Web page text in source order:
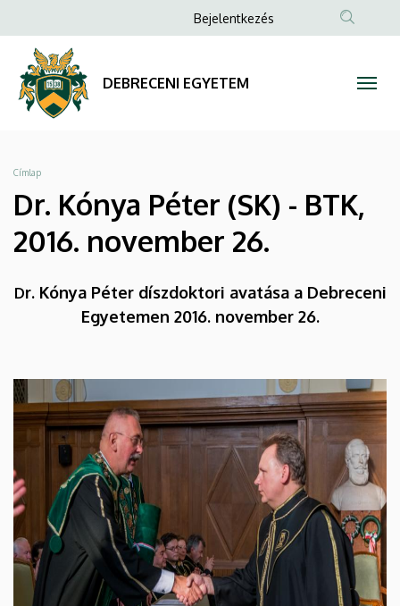
Kónya
Péter
(SK)
BTK,
2016.
DEBRECENI
EGYETEM
a
tartalomra
Anonim
menüje
Bejelentkezés
DEBRECENI EGYETEM
Morzsa
Címlap
Dr. Kónya Péter (SK) - BTK,
2016. november 26.
Dr. Kónya Péter díszdoktori avatása a Debreceni
Egyetemen 2016. november 26.